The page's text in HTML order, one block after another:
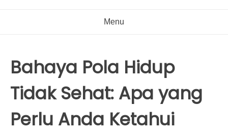
Menu
Bahaya Pola Hidup
Tidak Sehat: Apa yang
Perlu Anda Ketahui